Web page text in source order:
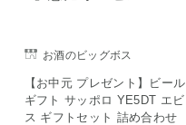
お酒のビッグボス
【お中元 プレゼント】ビール
ギフト サッポロ YE5DT エビ
ス ギフトセット 詰め合わせ